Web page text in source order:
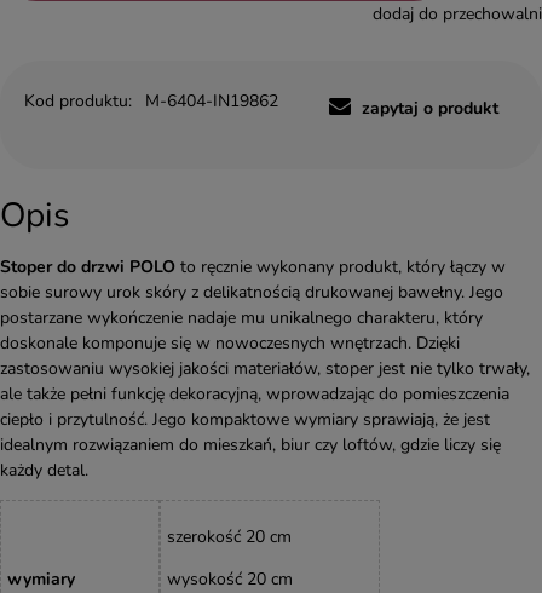
dodaj do przechowalni
Kod produktu: M-6404-IN19862 zapytaj o produkt
Opis
Stoper do drzwi POLO to ręcznie wykonany produkt, który łączy w
sobie surowy urok skóry z delikatnością drukowanej bawełny. Jego
postarzane wykończenie nadaje mu unikalnego charakteru, który
doskonale komponuje się w nowoczesnych wnętrzach. Dzięki
zastosowaniu wysokiej jakości materiałów, stoper jest nie tylko trwały,
ale także pełni funkcję dekoracyjną, wprowadzając do pomieszczenia
ciepło i przytulność. Jego kompaktowe wymiary sprawiają, że jest
idealnym rozwiązaniem do mieszkań, biur czy loftów, gdzie liczy się
każdy detal.
wymiary
szerokość 20 cm
wysokość 20 cm